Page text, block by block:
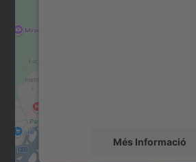
Més Informació